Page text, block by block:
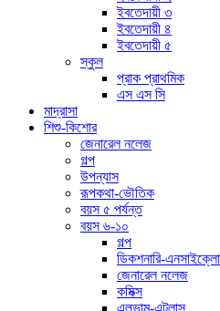
ইবতেদায়ী ৩
ইবতেদায়ী ৪
ইবতেদায়ী ৫
স্কুল
প্রাক প্রাথমিক
এস এস সি
মাদ্রাসা
শিশু-কিশোর
জেনারেল নলেজ
গল্প
উপন্যাস
রূপকথা-ভৌতিক
বয়স ৫ পর্যন্ত
বয়স ৬-১০
গল্প
ডিকশনারি-
জেনারেল নলেজ
কমিক্স
এল্ভাম-এটলাস